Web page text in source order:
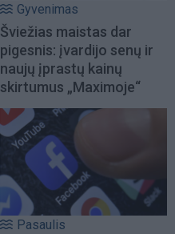
Gyvenimas
Šviežias maistas dar
pigesnis: įvardijo senų ir
naujų įprastų kainų
skirtumus „Maximoje“
Pasaulis